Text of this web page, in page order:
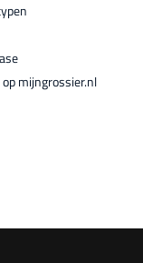
mijngrossier.nl